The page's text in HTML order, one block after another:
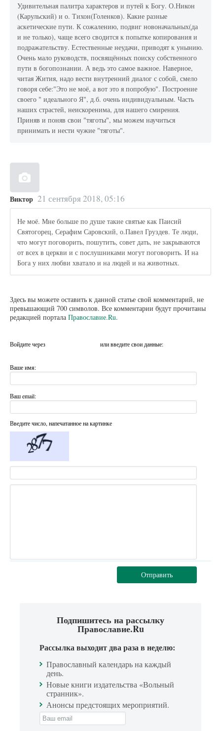
Удивительная палитра характеров и путей к Богу. О.Никон
(Карульский) и о. Тихон(Голенков). Какие разные
аскетические пути. К сожалению, подвиг новоначальных(да
и не только), чаще всего сводится к попытке копирования и
подражательству. Естественные неудачи, приводят к унынию.
Очень мало руководств, посвящённых поиску собственного
пути в богопознании. А ведь это самое важное. Наверное,
читая Жития, надо вести внутренний диалог с собой, смело
говоря себе:"Это не моё, а вот это я попробую". Построение
своего " идеального Я", д.б. очень индивидуальным. Часть
наших страстей, неискоренима, для нашего смирения.
Приняв и поняв свои "тяготы", мы можем научиться
принимать и нести чужие "тяготы".
Виктор 21 сентября 2018, 05:16
Не моё. Мне больше по душе такие святые как Паисий
Святогорец, Серафим Саровский, о.Павел Груздев. Те люди,
что могут поговорить, пошутить, совет дать, не закрываются
от всех в церкви и с послушниками могут поговорить. И на
Бога у них любви хватало и на людей и на животных.
Здесь вы можете оставить к данной статье свой комментарий, не
превышающий 700 символов. Все комментарии будут прочитаны
редакцией портала Православие.Ru.
Войдите через или введите свои данные:
Ваше имя:
Ваш email:
Введите число, напечатанное на картинке
Отправить
Подпишитесь на рассылку
Православие.Ru
Рассылка выходит два раза в неделю:
Православный календарь на каждый
день.
Новые книги издательства «Вольный
странник».
Анонсы предстоящих мероприятий.